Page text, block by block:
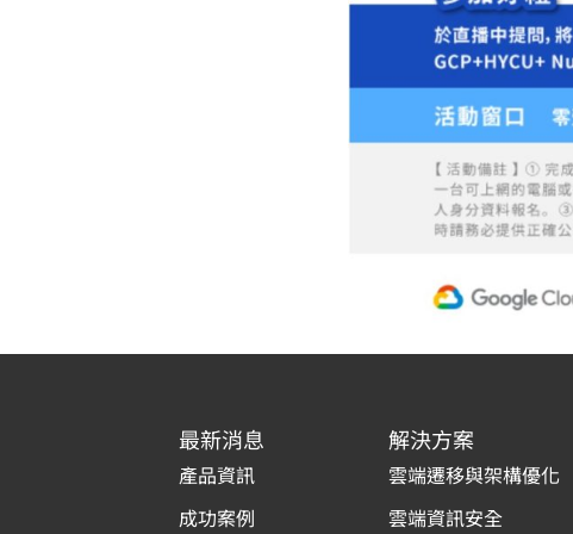
最新消息
產品資訊
成功案例
解決方案
雲端遷移與架構優化
雲端資訊安全